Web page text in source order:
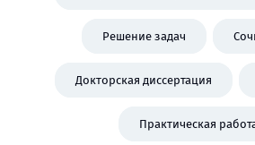
Решение задач
Докторская диссертация
Практическая